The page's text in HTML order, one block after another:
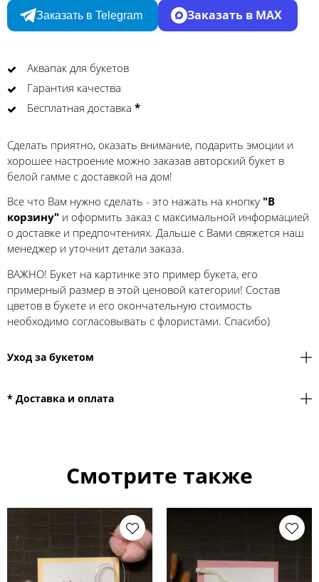
Заказать в Telegram Заказать в MAX
Аквапак для букетов
Гарантия качества
Бесплатная доставка *
Сделать приятно, оказать внимание, подарить эмоции и
хорошее настроение можно заказав авторский букет в
белой гамме с доставкой на дом!
Все что Вам нужно сделать - это нажать на кнопку "В
корзину" и оформить заказ с максимальной информацией
о доставке и предпочтениях. Дальше с Вами свяжется наш
менеджер и уточнит детали заказа.
ВАЖНО! Букет на картинке это пример букета, его
примерный размер в этой ценовой категории! Состав
цветов в букете и его окончательную стоимость
необходимо согласовывать с флористами. Спасибо)
Уход за букетом
* Доставка и оплата
Смотрите также